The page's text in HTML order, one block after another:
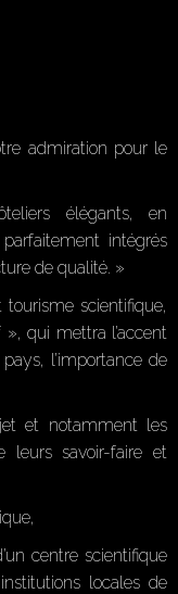
admiration pour le
élégants, en
intégrés
de qualité. »
scientifique,
qui mettra l’accent
l’importance de
et notamment les
leurs savoir-faire et
centre scientifique
locales de